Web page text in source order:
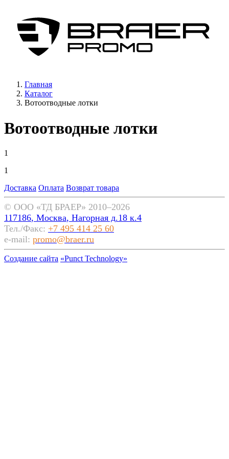
Главная
Каталог
Вотоотводные лотки
Вотоотводные лотки
1
1
Доставка Оплата Возврат товара
© OOO «ТД БРАЕР» 2010–2026
117186, Москва, Нагорная д.18 к.4
Тел./Факс: +7 495 414 25 60
e-mail: promo@braer.ru
Создание сайта «Punct Technology»